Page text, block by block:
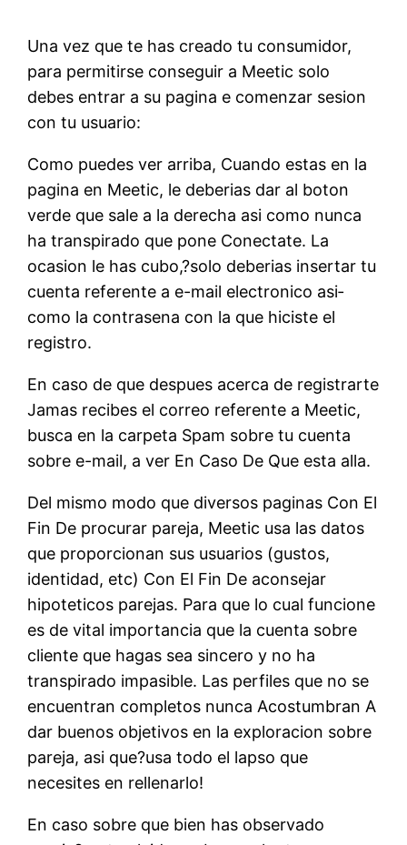
Una vez que te has creado tu consumidor,
para permitirse conseguir a Meetic solo
debes entrar a su pagina e comenzar sesion
con tu usuario:
Como puedes ver arriba, Cuando estas en la
pagina en Meetic, le deberias dar al boton
verde que sale a la derecha asi­ como nunca
ha transpirado que pone Conectate. La
ocasion le has cubo,?solo deberias insertar tu
cuenta referente a e-mail electronico asi­
como la contrasena con la que hiciste el
registro.
En caso de que despues acerca de registrarte
Jamas recibes el correo referente a Meetic,
busca en la carpeta Spam sobre tu cuenta
sobre e-mail, a ver En Caso De Que esta alla.
Del mismo modo que diversos paginas Con El
Fin De procurar pareja, Meetic usa las datos
que proporcionan sus usuarios (gustos,
identidad, etc) Con El Fin De aconsejar
hipoteticos parejas. Para que lo cual funcione
es de vital importancia que la cuenta sobre
cliente que hagas sea sincero y no ha
transpirado impasible. Las perfiles que no se
encuentran completos nunca Acostumbran A
dar buenos objetivos en la exploracion sobre
pareja, asi que?usa todo el lapso que
necesites en rellenarlo!
En caso sobre que bien has observado